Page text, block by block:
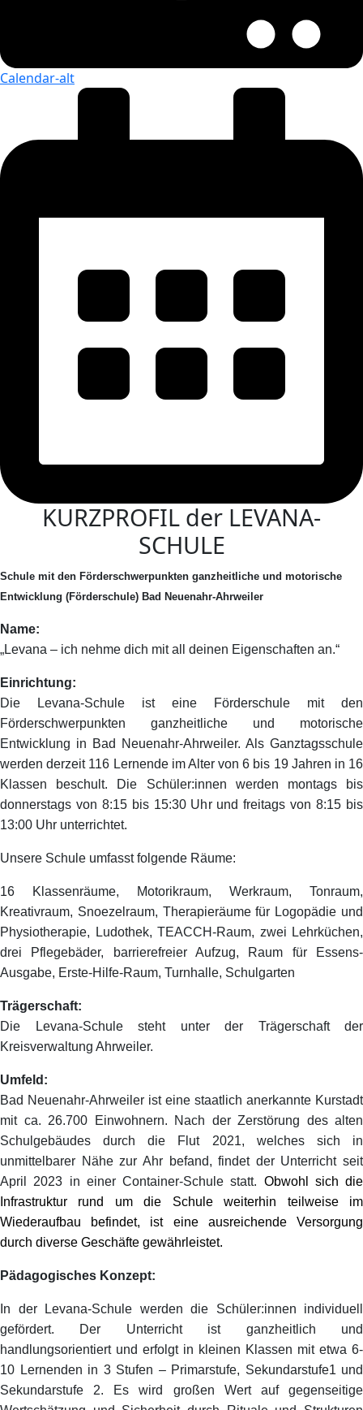
Calendar-alt
KURZPROFIL der LEVANA-
SCHULE
Schule mit den Förderschwerpunkten ganzheitliche und motorische
Entwicklung (Förderschule) Bad Neuenahr-Ahrweiler
Name:
„Levana – ich nehme dich mit all deinen Eigenschaften an.“
Einrichtung:
Die Levana-Schule ist eine Förderschule mit den
Förderschwerpunkten ganzheitliche und motorische
Entwicklung in Bad Neuenahr-Ahrweiler. Als Ganztagsschule
werden derzeit 116 Lernende im Alter von 6 bis 19 Jahren in 16
Klassen beschult. Die Schüler:innen werden montags bis
donnerstags von 8:15 bis 15:30 Uhr und freitags von 8:15 bis
13:00 Uhr unterrichtet.
Unsere Schule umfasst folgende Räume:
16 Klassenräume, Motorikraum, Werkraum, Tonraum,
Kreativraum, Snoezelraum, Therapieräume für Logopädie und
Physiotherapie, Ludothek, TEACCH-Raum, zwei Lehrküchen,
drei Pflegebäder, barrierefreier Aufzug, Raum für Essens-
Ausgabe, Erste-Hilfe-Raum, Turnhalle, Schulgarten
Trägerschaft:
Die Levana-Schule steht unter der Trägerschaft der
Kreisverwaltung Ahrweiler.
Umfeld:
Bad Neuenahr-Ahrweiler ist eine staatlich anerkannte Kurstadt
mit ca. 26.700 Einwohnern. Nach der Zerstörung des alten
Schulgebäudes durch die Flut 2021, welches sich in
unmittelbarer Nähe zur Ahr befand, findet der Unterricht seit
April 2023 in einer Container-Schule statt. Obwohl sich die
Infrastruktur rund um die Schule weiterhin teilweise im
Wiederaufbau befindet, ist eine ausreichende Versorgung
durch diverse Geschäfte gewährleistet.
Pädagogisches Konzept:
In der Levana-Schule werden die Schüler:innen individuell
gefördert. Der Unterricht ist ganzheitlich und
handlungsorientiert und erfolgt in kleinen Klassen mit etwa 6-
10 Lernenden in 3 Stufen – Primarstufe, Sekundarstufe1 und
Sekundarstufe 2. Es wird großen Wert auf gegenseitige